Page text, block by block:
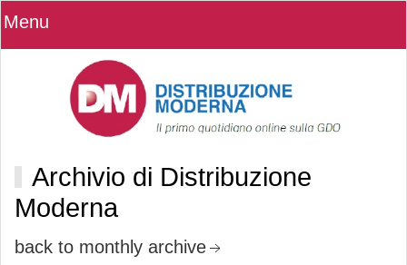
Menu
Archivio di Distribuzione
Moderna
back to monthly archive